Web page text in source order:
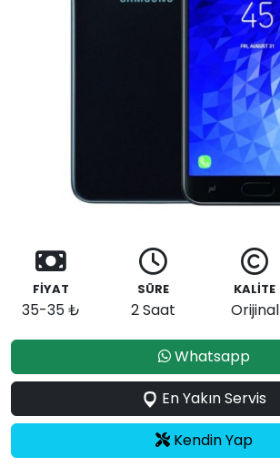
FİYAT
35-35 ₺
SÜRE
2 Saat
KALİTE
Orijinal
Whatsapp
En Yakın Servis
Kendin Yap